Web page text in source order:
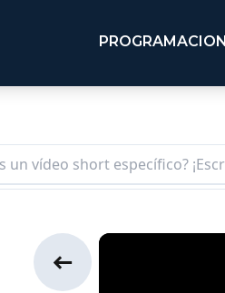
PROGRAMACION